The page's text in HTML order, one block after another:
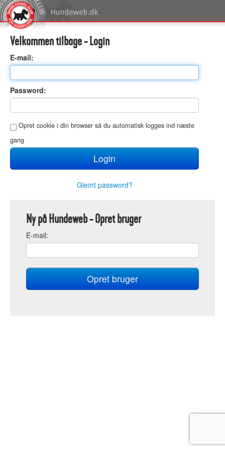
Velkommen tilbage - Login
E-mail:
Password:
Opret cookie i din browser så du automatisk logges ind næste
gang
Glemt password?
Ny på Hundeweb - Opret bruger
E-mail: